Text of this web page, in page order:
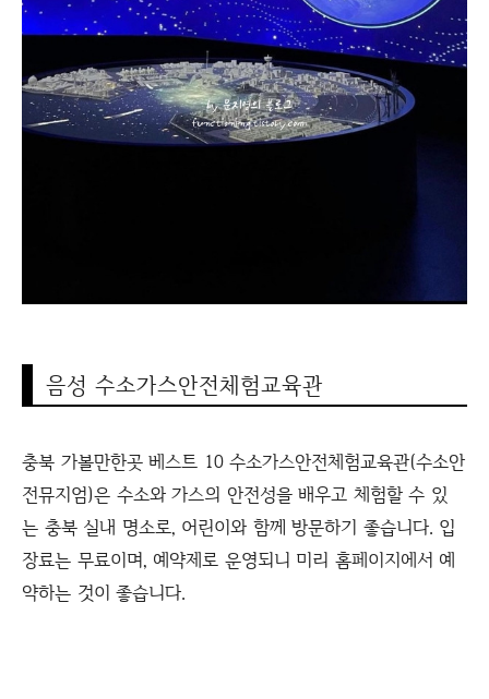
음성 수소가스안전체험교육관
충북 가볼만한곳 베스트 10 수소가스안전체험교육관(수소안
전뮤지엄)은 수소와 가스의 안전성을 배우고 체험할 수 있
는 충북 실내 명소로, 어린이와 함께 방문하기 좋습니다. 입
장료는 무료이며, 예약제로 운영되니 미리 홈페이지에서 예
약하는 것이 좋습니다.